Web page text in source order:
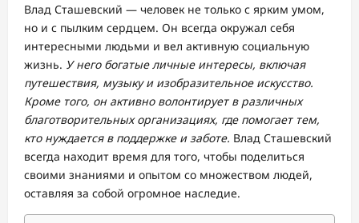
Влад Сташевский — человек не только с ярким умом,
но и с пылким сердцем. Он всегда окружал себя
интересными людьми и вел активную социальную
жизнь. У него богатые личные интересы, включая
путешествия, музыку и изобразительное искусство.
Кроме того, он активно волонтирует в различных
благотворительных организациях, где помогает тем,
кто нуждается в поддержке и заботе. Влад Сташевский
всегда находит время для того, чтобы поделиться
своими знаниями и опытом со множеством людей,
оставляя за собой огромное наследие.